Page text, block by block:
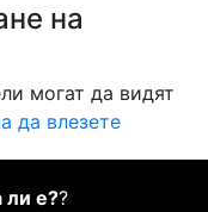
на
могат да видят
да влезете
ли е??